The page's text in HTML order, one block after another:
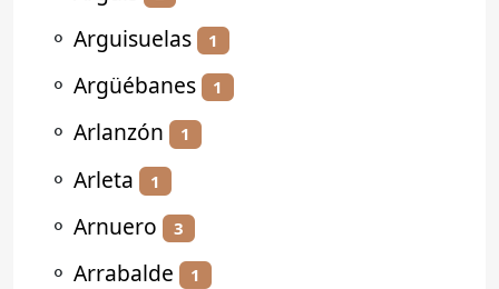
⚬ Arguisuelas 1
⚬ Argüébanes 1
⚬ Arlanzón 1
⚬ Arleta 1
⚬ Arnuero 3
⚬ Arrabalde 1